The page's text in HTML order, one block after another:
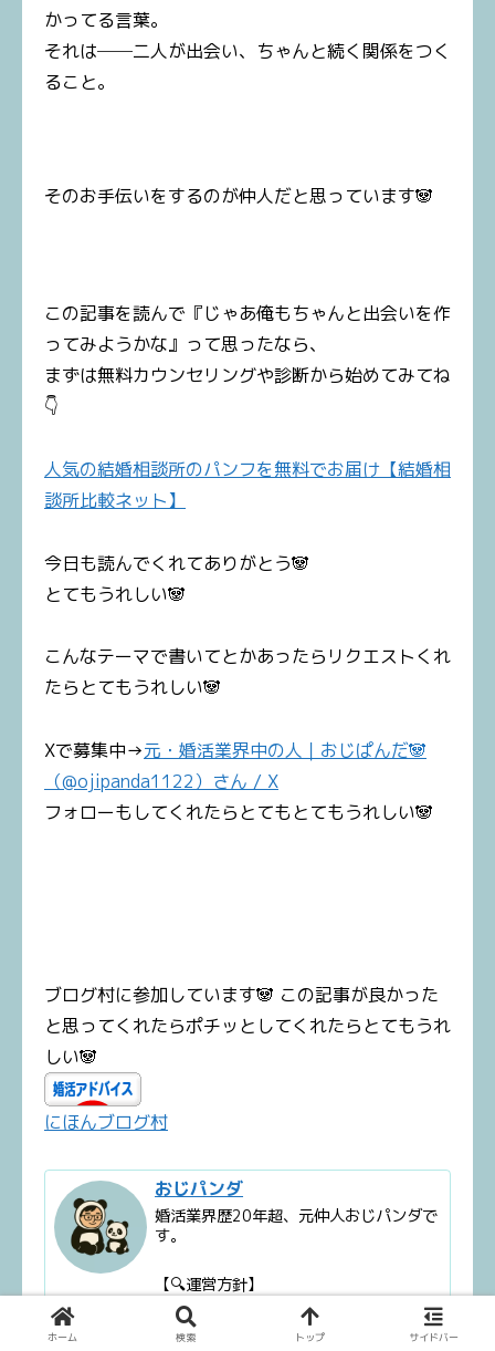
かってる言葉。
それは──二人が出会い、ちゃんと続く関係をつく
ること。
そのお手伝いをするのが仲人だと思っています🐼
この記事を読んで『じゃあ俺もちゃんと出会いを作
ってみようかな』って思ったなら、
まずは無料カウンセリングや診断から始めてみてね
👇
人気の結婚相談所のパンフを無料でお届け【結婚相
談所比較ネット】
今日も読んでくれてありがとう🐼
とてもうれしい🐼
こんなテーマで書いてとかあったらリクエストくれ
たらとてもうれしい🐼
Xで募集中→元・婚活業界中の人｜おじぱんだ🐼
（@ojipanda1122）さん / X
フォローもしてくれたらとてもとてもうれしい🐼
ブログ村に参加しています🐼 この記事が良かった
と思ってくれたらポチッとしてくれたらとてもうれ
しい🐼
にほんブログ村
おじパンダ
婚活業界歴20年超、元仲人おじパンダで
す。
【🔍運営方針】
このブログには一部アフィリエイトリン
クを含みます🐼
ただし、「自分が本当に使えると思った
ホーム 検索 トップ サイドバー